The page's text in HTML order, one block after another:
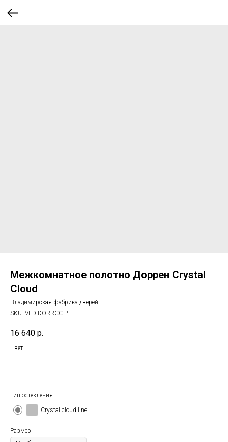
Межкомнатное полотно Доррен Crystal
Cloud
Владимирская фабрика дверей
SKU: VFD-DORRCC-P
16 640 р.
Цвет
Тип остекления
Crystal cloud line
Размер